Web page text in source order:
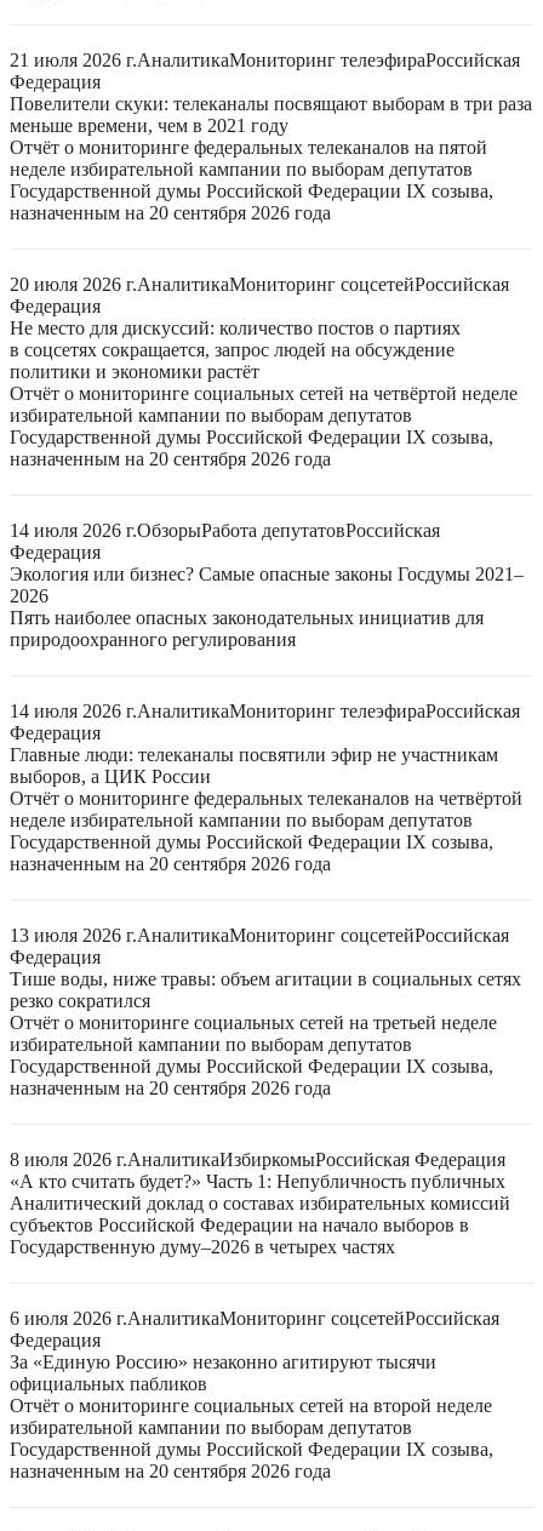
21 июля 2026 г.АналитикаМониторинг телеэфираРоссийская
Федерация
Повелители скуки: телеканалы посвящают выборам в три раза
меньше времени, чем в 2021 году
Отчёт о мониторинге федеральных телеканалов на пятой
неделе избирательной кампании по выборам депутатов
Государственной думы Российской Федерации IX созыва,
назначенным на 20 сентября 2026 года
20 июля 2026 г.АналитикаМониторинг соцсетейРоссийская
Федерация
Не место для дискуссий: количество постов о партиях
в соцсетях сокращается, запрос людей на обсуждение
политики и экономики растёт
Отчёт о мониторинге социальных сетей на четвёртой неделе
избирательной кампании по выборам депутатов
Государственной думы Российской Федерации IX созыва,
назначенным на 20 сентября 2026 года
14 июля 2026 г.ОбзорыРабота депутатовРоссийская
Федерация
Экология или бизнес? Самые опасные законы Госдумы 2021–
2026
Пять наиболее опасных законодательных инициатив для
природоохранного регулирования
14 июля 2026 г.АналитикаМониторинг телеэфираРоссийская
Федерация
Главные люди: телеканалы посвятили эфир не участникам
выборов, а ЦИК России
Отчёт о мониторинге федеральных телеканалов на четвёртой
неделе избирательной кампании по выборам депутатов
Государственной думы Российской Федерации IX созыва,
назначенным на 20 сентября 2026 года
13 июля 2026 г.АналитикаМониторинг соцсетейРоссийская
Федерация
Тише воды, ниже травы: объем агитации в социальных сетях
резко сократился
Отчёт о мониторинге социальных сетей на третьей неделе
избирательной кампании по выборам депутатов
Государственной думы Российской Федерации IX созыва,
назначенным на 20 сентября 2026 года
8 июля 2026 г.АналитикаИзбиркомыРоссийская Федерация
«А кто считать будет?» Часть 1: Непубличность публичных
Аналитический доклад о составах избирательных комиссий
субъектов Российской Федерации на начало выборов в
Государственную думу–2026 в четырех частях
6 июля 2026 г.АналитикаМониторинг соцсетейРоссийская
Федерация
За «Единую Россию» незаконно агитируют тысячи
официальных пабликов
Отчёт о мониторинге социальных сетей на второй неделе
избирательной кампании по выборам депутатов
Государственной думы Российской Федерации IX созыва,
назначенным на 20 сентября 2026 года